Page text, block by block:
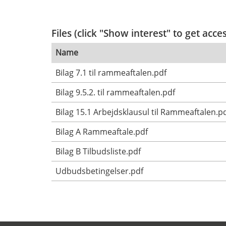
Files (click "Show interest" to get
Name
Bilag 7.1 til rammeaftalen.pdf
Bilag 9.5.2. til rammeaftalen.pdf
Bilag 15.1 Arbejdsklausul til
Bilag A Rammeaftale.pdf
Bilag B Tilbudsliste.pdf
Udbudsbetingelser.pdf